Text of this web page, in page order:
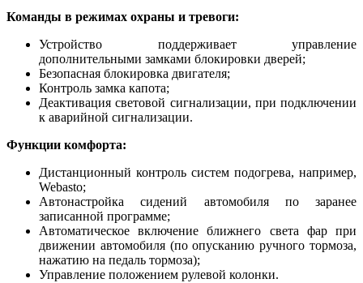
Команды в режимах охраны и тревоги:
Устройство поддерживает управление
дополнительными замками блокировки дверей;
Безопасная блокировка двигателя;
Контроль замка капота;
Деактивация световой сигнализации, при подключении
к аварийной сигнализации.
Функции комфорта:
Дистанционный контроль систем подогрева, например,
Webasto;
Автонастройка сидений автомобиля по заранее
записанной программе;
Автоматическое включение ближнего света фар при
движении автомобиля (по опусканию ручного тормоза,
нажатию на педаль тормоза);
Управление положением рулевой колонки.